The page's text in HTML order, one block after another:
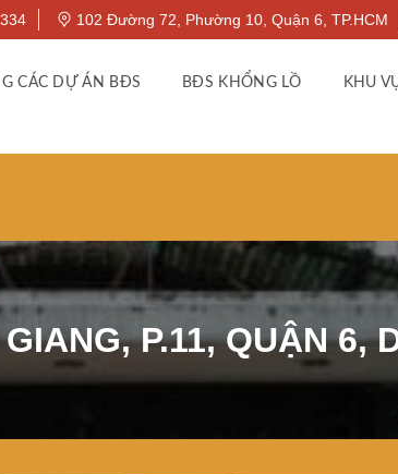
102 Đường 72, Phường 10, Quận 6, TP.HCM
CÁC DỰ ÁN BĐS BĐS KHỔNG LỒ KHU
P.11, QUẬN 6,